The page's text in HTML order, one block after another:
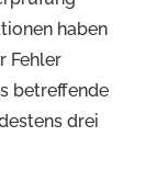
haben
Fehler
betreffende
drei